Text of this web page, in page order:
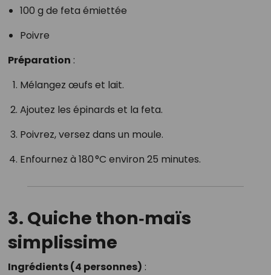
100 g de feta émiettée
Poivre
Préparation :
Mélangez œufs et lait.
Ajoutez les épinards et la feta.
Poivrez, versez dans un moule.
Enfournez à 180 °C environ 25 minutes.
3. Quiche thon‑maïs
simplissime
Ingrédients (4 personnes) :